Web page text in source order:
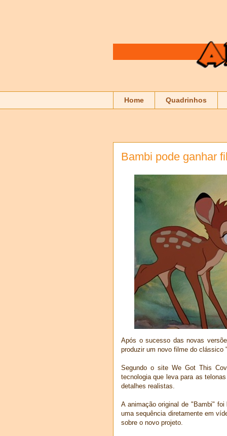
Home Quadrinhos
Bambi pode ganhar
Após o sucesso das novas
produzir um novo filme do clássico
Segundo o site We Got This
tecnologia que leva para as
detalhes realistas.
A animação original de "Bambi"
uma sequência diretamente em
sobre o novo projeto.